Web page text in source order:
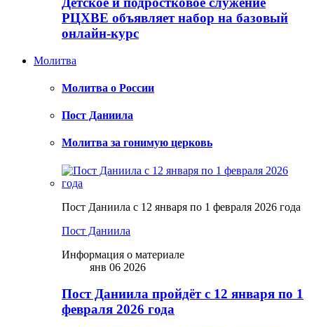
РЦХВЕ объявляет набор на базовый
онлайн-курс
Молитва
Молитва о России
Пост Даниила
Молитва за гонимую церковь
Пост Даниила с 12 января по 1 февраля 2026 года
Пост Даниила
Информация о материале
янв 06 2026
Пост Даниила пройдёт с 12 января по 1
февраля 2026 года